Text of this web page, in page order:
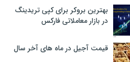
بهترین بروکر برای کپی‌ تریدینگ
در بازار معاملاتی فارکس
قیمت آجیل در ماه های آخر سال